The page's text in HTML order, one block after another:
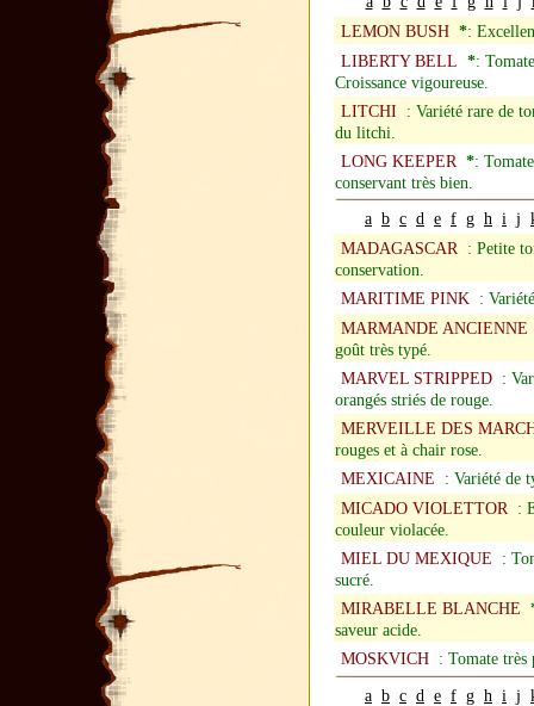
LEMON BUSH *:
LIBERTY BELL *:
Croissance vigoureuse.
LITCHI : Variété rare de
du litchi.
LONG KEEPER *:
conservant très bien.
a b c d e f g h i j
MADAGASCAR : Petite
conservation.
MARITIME PINK :
MARMANDE ANCIENNE
goût très typé.
MARVEL STRIPPED :
orangés striés de rouge.
MERVEILLE DES
rouges et à chair rose.
MEXICAINE : Variété de
MICADO VIOLETTOR :
couleur violacée.
MIEL DU MEXIQUE :
sucré.
MIRABELLE BLANCHE
saveur acide.
MOSKVICH : Tomate très
a b c d e f g h i j